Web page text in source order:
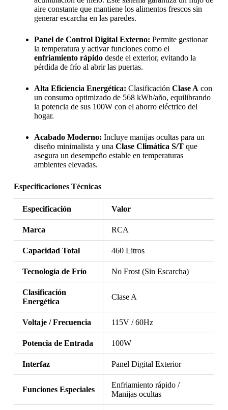
aire constante que mantiene los alimentos frescos sin
generar escarcha en las paredes.
Panel de Control Digital Externo: Permite gestionar
la temperatura y activar funciones como el
enfriamiento rápidodesde el exterior, evitando la
pérdida de frío al abrir las puertas.
Alta Eficiencia Energética: Clasificación Clase A con
un consumo optimizado de 568 kWh/año, equilibrando
la potencia de sus 100W con el ahorro eléctrico del
hogar.
Acabado Moderno: Incluye manijas ocultas para un
diseño minimalista y una Clase Climática S/Tque
asegura un desempeño estable en temperaturas
ambientes elevadas.
Especificaciones Técnicas
Especificación Valor
Marca RCA
Capacidad Total 460 Litros
Tecnología de Frío No Frost (Sin Escarcha)
Clasificación
Energética
Clase A
Voltaje / Frecuencia 115V / 60Hz
Potencia de Entrada 100W
Interfaz Panel Digital Exterior
Funciones Especiales
Enfriamiento rápido /
Manijas ocultas